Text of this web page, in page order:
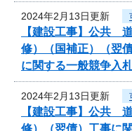
2024年2月13日更新
【建設工事】公共
修）（国補正）（翌
に関する一般競争入
2024年2月13日更新
【建設工事】公共
修）（翌債）工事に